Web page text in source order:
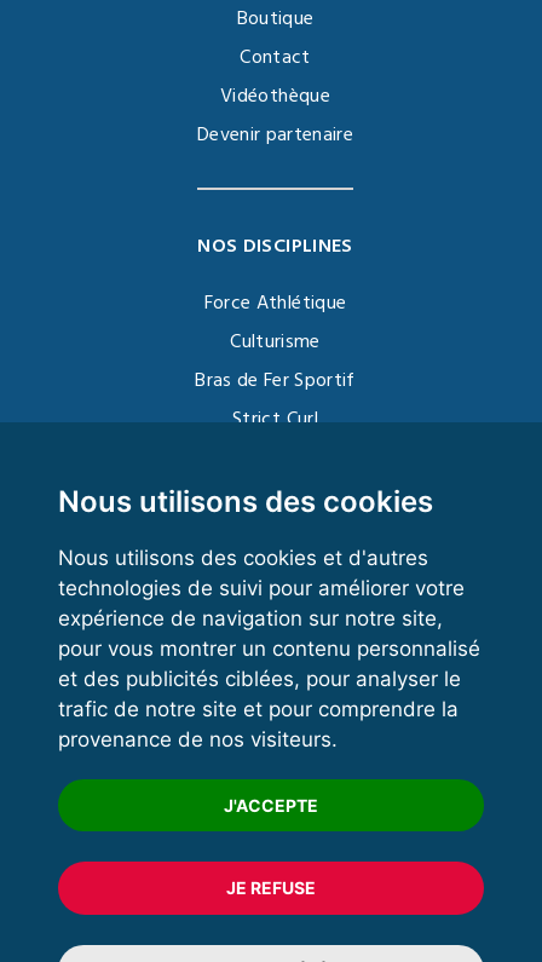
Nous utilisons des cookies
Nous utilisons des cookies et d'autres
technologies de suivi pour améliorer votre
expérience de navigation sur notre site,
pour vous montrer un contenu personnalisé
et des publicités ciblées, pour analyser le
trafic de notre site et pour comprendre la
provenance de nos visiteurs.
J'ACCEPTE
JE REFUSE
Boutique
Contact
Vidéothèque
Devenir partenaire
NOS DISCIPLINES
Force Athlétique
Culturisme
Bras de Fer Sportif
Strict Curl
Kettlebell
VOS ESPACES
Espace dirigeant
Espace licencié
Trouver un club
Formation
© 2020 FFFORCE Tous droits réservés
Mentions légales